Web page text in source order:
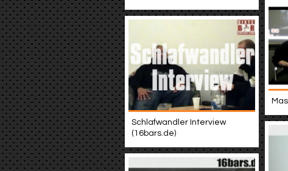
Schlafwandler Interview
(16bars.de)